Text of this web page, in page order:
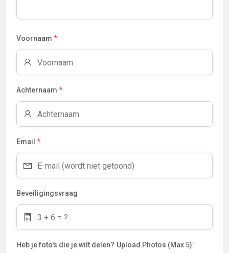
Voornaam *
Achternaam *
Email *
Beveiligingsvraag
Heb je foto's die je wilt delen? Upload Photos (Max 5):